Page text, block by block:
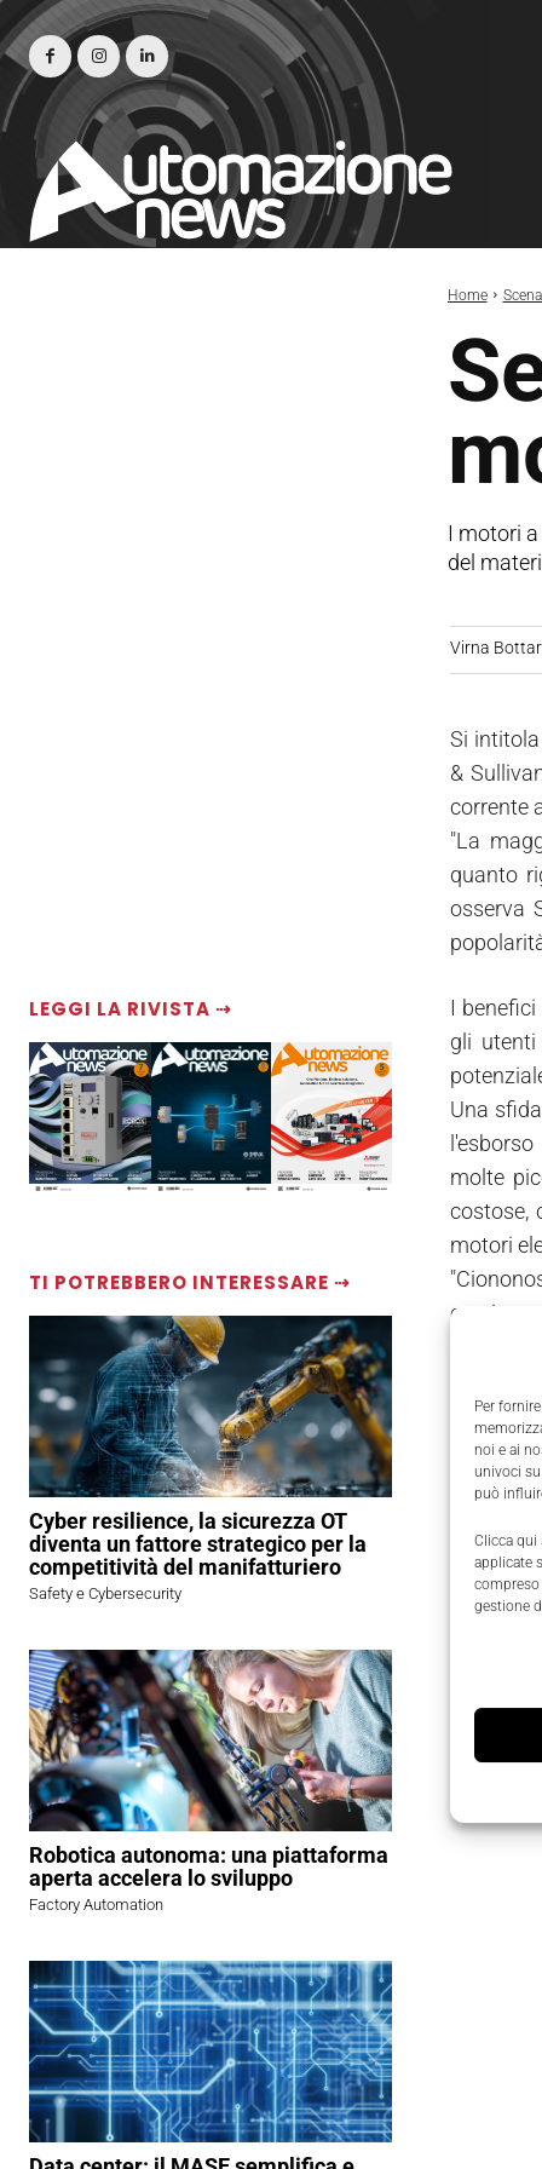
Per
noi e ai
univoci
può
Clicca qui
applicate
gestione
Home
I motori
del
LEGGI LA RIVISTA ⇢
TI POTREBBERO INTERESSARE ⇢
Cyber resilience, la sicurezza OT
diventa un fattore strategico per la
competitività del manifatturiero
Safety e Cybersecurity
Robotica autonoma: una piattaforma
aperta accelera lo sviluppo
Factory Automation
Virna
Si
&
corrente
"La
quanto
osserva
I
gli
Una
molte
costose,
motori
con i